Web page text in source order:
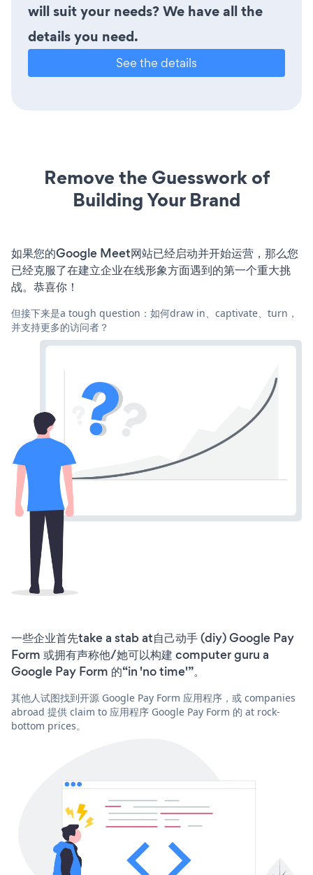
will suit your needs? We have all the
details you need.
See the details
Remove the Guesswork of
Building Your Brand
如果您的Google Meet网站已经启动并开始运营，那么您
已经克服了在建立企业在线形象方面遇到的第一个重大挑
战。恭喜你！
但接下来是a tough question：如何draw in、captivate、turn，
并支持更多的访问者？
一些企业首先take a stab at自己动手 (diy) Google Pay
Form 或拥有声称他/她可以构建 computer guru a
Google Pay Form 的“in 'no time'”。
其他人试图找到开源 Google Pay Form 应用程序，或 companies
abroad 提供 claim to 应用程序 Google Pay Form 的 at rock-
bottom prices。